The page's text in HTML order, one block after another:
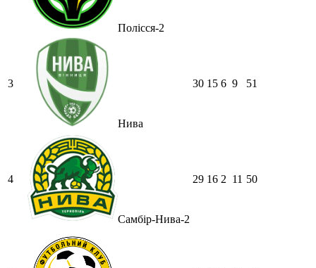
Полісся-2
3
Нива
30 15 6 9 51
4
Самбір-Нива-2
29 16 2 11 50